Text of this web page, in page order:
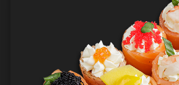
398 гр.
Гункан с манго 2шт.,
2шт., Гункан сливочный